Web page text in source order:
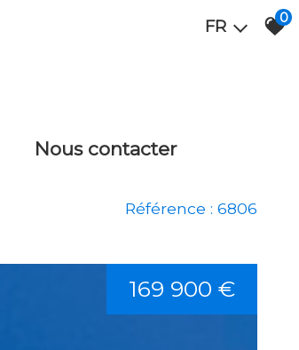
FR 0
nous contacter
Référence : 6806
169 900 €